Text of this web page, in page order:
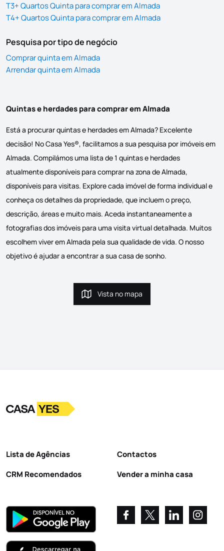
T3+ Quartos Quinta para comprar em Almada
T4+ Quartos Quinta para comprar em Almada
Pesquisa por tipo de negócio
Comprar quinta em Almada
Arrendar quinta em Almada
Quintas e herdades para comprar em Almada
Está a procurar quintas e herdades em Almada? Excelente
decisão! No Casa Yes®, facilitamos a sua pesquisa por imóveis em
Almada. Compilámos uma lista de 1 quintas e herdades
atualmente disponíveis para comprar na zona de Almada,
disponíveis para visitas. Explore cada imóvel de forma individual e
conheça os detalhes da propriedade, que incluem o preço,
descrição, áreas e muito mais. Aceda instantaneamente a
fotografias dos imóveis para uma visita virtual detalhada. Muitos
escolhem viver em Almada pela sua qualidade de vida. O nosso
objetivo é ajudar a encontrar a sua casa de sonho.
Vista no mapa
Vista no mapa
LogoIr para a homepage
Lista de Agências
CRM Recomendados
Contactos
Vender a minha casa